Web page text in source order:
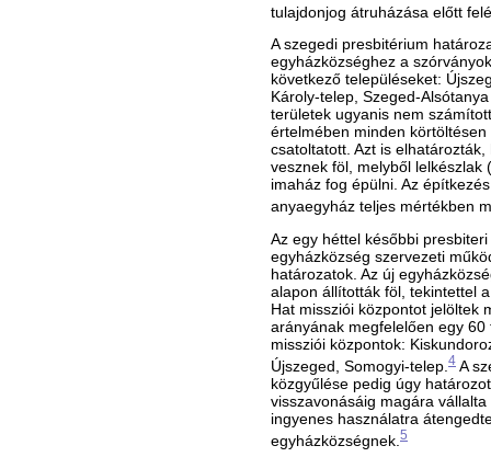
tulajdonjog átruházása előtt
A szegedi presbitérium
egyházközséghez a
következő településeket:
Károly-telep, Szeged-
területek ugyanis nem
értelmében minden
csatoltatott. Azt is
vesznek föl, melyből lelkészlak
imaház fog épülni. Az
anyaegyház teljes mértékben
Az egy héttel későbbi
egyházközség szervezeti
határozatok. Az új
alapon állították föl, tekintettel
Hat missziói központot jelöltek
arányának megfelelően egy
missziói központok:
Újszeged, Somogyi-telep. 4 A
közgyűlése pedig úgy
visszavonásáig magára
ingyenes használatra
egyházközségnek. 5